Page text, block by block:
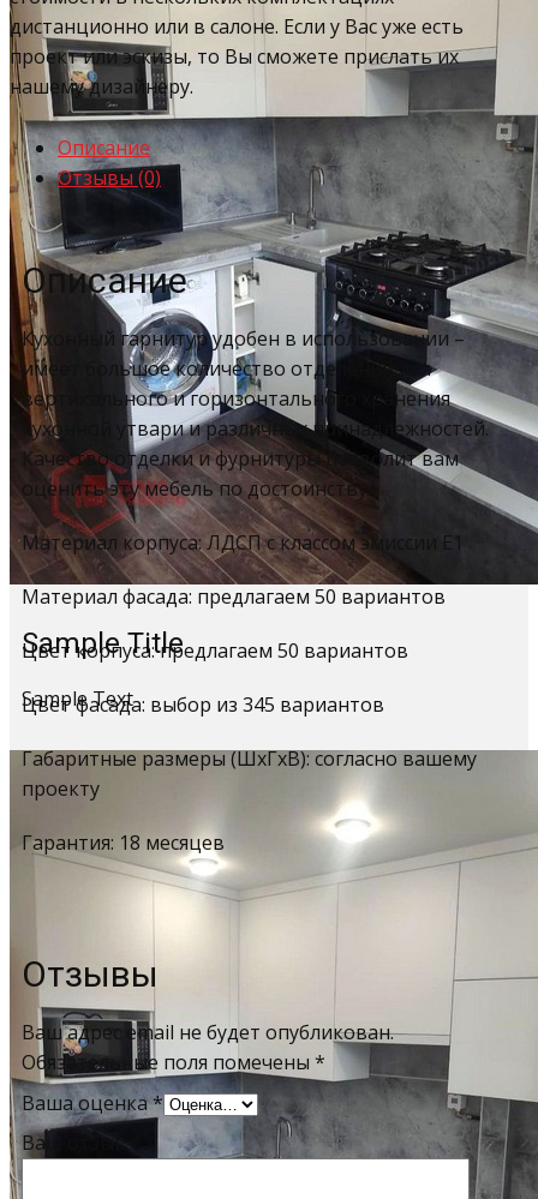
Sample Title
Sample Text
дистанционно или в салоне. Если у Вас уже есть
проект или эскизы, то Вы сможете прислать их
нашему дизайнеру.
Описание
Отзывы (0)
Описание
Кухонный гарнитур удобен в использовании –
имеет большое количество отделений для
вертикального и горизонтального хранения
кухонной утвари и различных принадлежностей.
Качество отделки и фурнитуры позволит вам
оценить эту мебель по достоинству.
Материал корпуса: ЛДСП с классом эмиссии Е1
Материал фасада: предлагаем 50 вариантов
Цвет корпуса: предлагаем 50 вариантов
Цвет фасада: выбор из 345 вариантов
Габаритные размеры (ШхГхВ): согласно вашему
проекту
Гарантия: 18 месяцев
Отзывы
Ваш адрес email не будет опубликован.
Обязательные поля помечены *
Ваша оценка*
Ваш отзыв